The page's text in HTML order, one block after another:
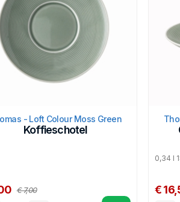
- Loft Colour Moss Green
Koffieschotel
€ 7,00
0,34 l
€